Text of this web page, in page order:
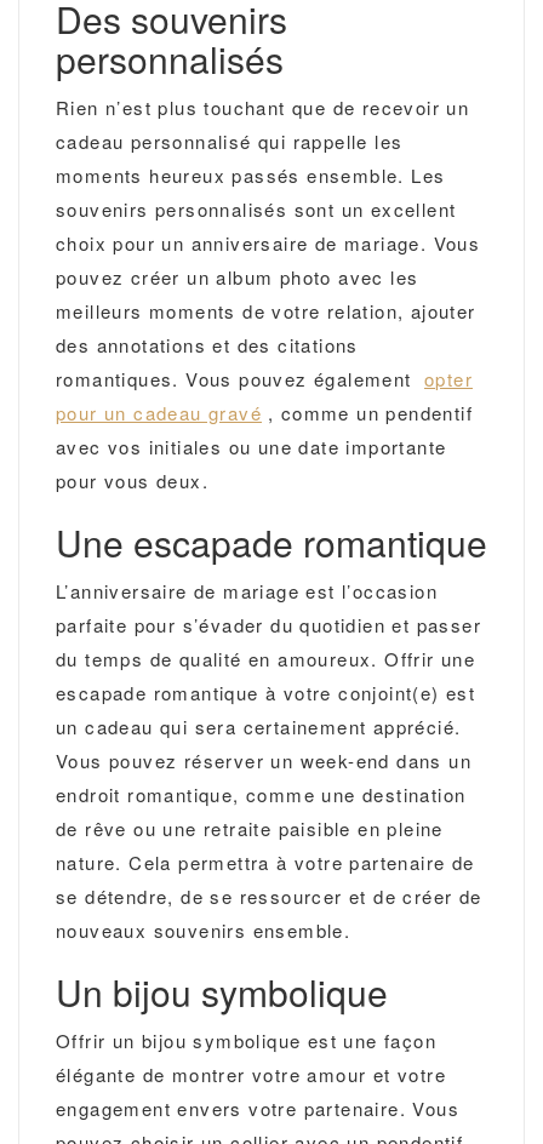
Des souvenirs
personnalisés
Rien n’est plus touchant que de recevoir un
cadeau personnalisé qui rappelle les
moments heureux passés ensemble. Les
souvenirs personnalisés sont un excellent
choix pour un anniversaire de mariage. Vous
pouvez créer un album photo avec les
meilleurs moments de votre relation, ajouter
des annotations et des citations
romantiques. Vous pouvez également opter
pour un cadeau gravé , comme un pendentif
avec vos initiales ou une date importante
pour vous deux.
Une escapade romantique
L’anniversaire de mariage est l’occasion
parfaite pour s’évader du quotidien et passer
du temps de qualité en amoureux. Offrir une
escapade romantique à votre conjoint(e) est
un cadeau qui sera certainement apprécié.
Vous pouvez réserver un week-end dans un
endroit romantique, comme une destination
de rêve ou une retraite paisible en pleine
nature. Cela permettra à votre partenaire de
se détendre, de se ressourcer et de créer de
nouveaux souvenirs ensemble.
Un bijou symbolique
Offrir un bijou symbolique est une façon
élégante de montrer votre amour et votre
engagement envers votre partenaire. Vous